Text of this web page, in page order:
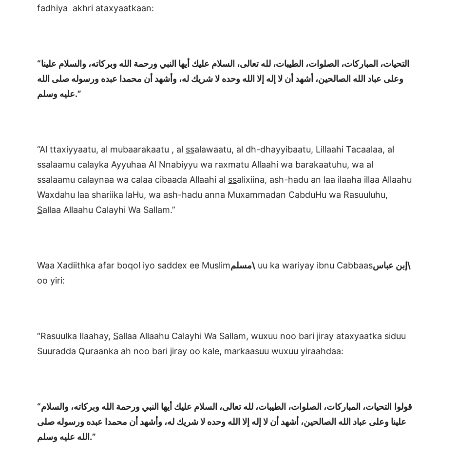
fadhiya akhri ataxyaatkaan:
“التحيات، المباركات، الصلوات، الطيبات، لله تعالى، السلام عليك أيها النبي ورحمة الله وبركاته، والسلام علينا
وعلى عباد الله الصالحين، أشهد أن لا إله إلا الله وحده لا شريك له، وأشهد أن محمدا عبده ورسوله صلى الله
عليه وسلم.”
“Al ttaxiyyaatu, al mubaarakaatu , al ssalawaatu, al dh-dhayyibaatu, Lillaahi Tacaalaa, al
ssalaamu calayka Ayyuhaa Al Nnabiyyu wa raxmatu Allaahi wa barakaatuhu, wa al
ssalaamu calaynaa wa calaa cibaada Allaahi al ssalixiina, ash-hadu an laa ilaaha illaa Allaahu
Waxdahu laa shariika laHu, wa ash-hadu anna Muxammadan CabduHu wa Rasuuluhu,
Sallaa Allaahu Calayhi Wa Sallam.”
Waa Xadiithka afar boqol iyo saddex ee Muslim مسلم\ uu ka wariyay ibnu Cabbaas
إبن عباس\
oo yiri:
“Rasuulka Ilaahay, Sallaa Allaahu Calayhi Wa Sallam, wuxuu noo bari jiray ataxyaatka siduu
Suuradda Quraanka ah noo bari jiray oo kale, markaasuu wuxuu yiraahdaa:
“قولوا
التحيات، المباركات، الصلوات، الطيبات، لله تعالى، السلام عليك أيها النبي ورحمة الله وبركاته، والسلام
علينا وعلى عباد الله الصالحين، أشهد أن لا إله إلا الله وحده لا شريك له، وأشهد أن محمدا عبده ورسوله صلى
الله عليه وسلم.”